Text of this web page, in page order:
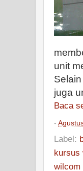
unit
juga
Baca
-
Label:
kursus
wilcom